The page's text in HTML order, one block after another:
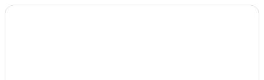
Hoteles que aceptan mascotas en Zona antigua de Flagstaff